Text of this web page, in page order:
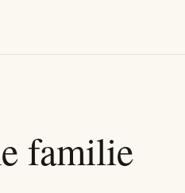
familie